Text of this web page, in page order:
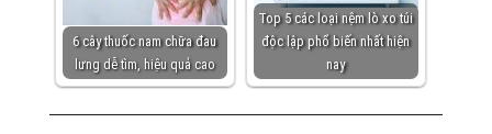
6 cây thuốc nam chữa đau
lưng dễ tìm, hiệu quả cao
Top 5 các loại nệm lò xo túi
độc lập phổ biến nhất hiện
nay